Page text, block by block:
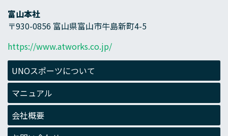
富山本社
〒930-0856 富山県富山市牛島新町4-5
https://www.atworks.co.jp/
UNOスポーツについて
マニュアル
会社概要